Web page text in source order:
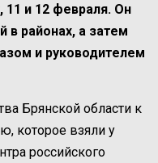
11 и 12 февраля. Он
в районах, а затем
и руководителем
Брянской области к
которое взяли у
российского